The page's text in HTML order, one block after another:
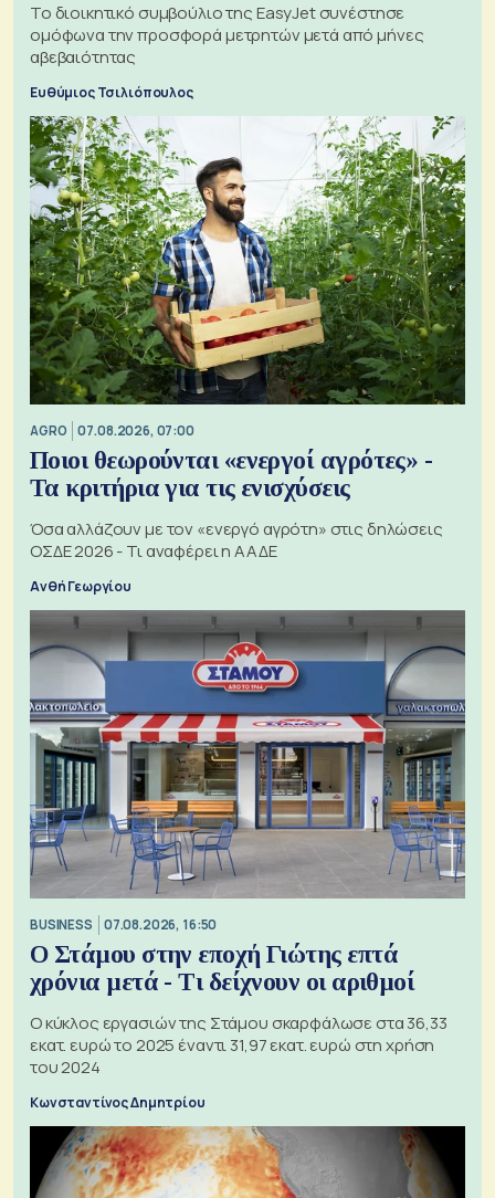
Το διοικητικό συμβούλιο της EasyJet συνέστησε
ομόφωνα την προσφορά μετρητών μετά από μήνες
αβεβαιότητας
Ευθύμιος Τσιλιόπουλος
AGRO 07.08.2026, 07:00
Ποιοι θεωρούνται «ενεργοί αγρότες» -
Τα κριτήρια για τις ενισχύσεις
Όσα αλλάζουν με τον «ενεργό αγρότη» στις δηλώσεις
ΟΣΔΕ 2026 - Τι αναφέρει η ΑΑΔΕ
Ανθή Γεωργίου
BUSINESS 07.08.2026, 16:50
Ο Στάμου στην εποχή Γιώτης επτά
χρόνια μετά - Τι δείχνουν οι αριθμοί
Ο κύκλος εργασιών της Στάμου σκαρφάλωσε στα 36,33
εκατ. ευρώ το 2025 έναντι 31,97 εκατ. ευρώ στη χρήση
του 2024
Κωνσταντίνος Δημητρίου